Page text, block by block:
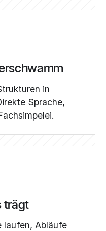
in
Sprache,
trägt
laufen, Abläufe